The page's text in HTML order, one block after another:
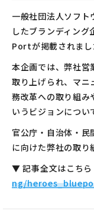
一般社団法人ソフ
したブランディン
Portが掲載されまし
本企画では、弊社営
取り上げられ、マ
務改革への取り組み
いうビジョンについ
官公庁・自治体・民
に向けた弊社の取り
▼ 記事全文はこちら
ng/